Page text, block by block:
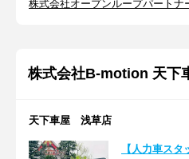
株式会社オープンループパートナ
株式会社B-motion 天下
天下車屋 浅草店
【人力車ス